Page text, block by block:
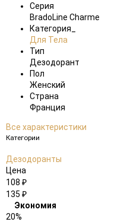
Серия
BradoLine Charme
Категория_
Для Тела
Тип
Дезодорант
Пол
Женский
Страна
Франция
Все характеристики
Категории
Дезодоранты
Цена
108 ₽
135 ₽
Экономия
20%